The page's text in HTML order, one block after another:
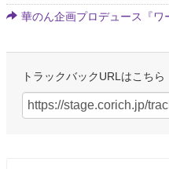
華のん企画プロデュース『ワ
トラックバックURLはこちら